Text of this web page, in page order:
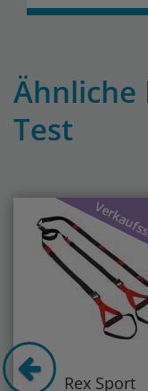
Ähnliche
Test
Rex Sport
Previous